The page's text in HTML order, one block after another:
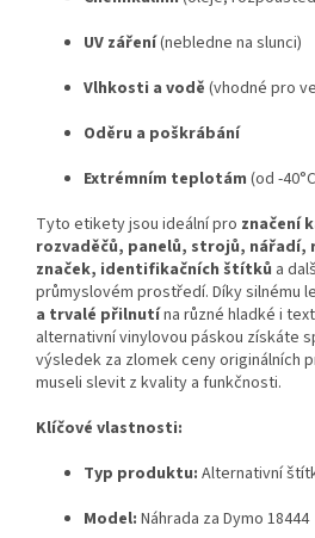
UV záření(nebledne na slunci)
Vlhkosti a vodě (vhodné pro
Oděru a poškrábání
Extrémním teplotám (od -
Tyto etikety jsou ideální pro značení
rozvaděčů, panelů, strojů, nářadí,
značek, identifikačních štítků a
průmyslovém prostředí. Díky silnému
a trvalé přilnutína různé hladké i
alternativní vinylovou páskou získáte
výsledek za zlomek ceny originálních
museli slevit z kvality a funkčnosti.
Klíčové vlastnosti:
Typ produktu: Alternativní
Model: Náhrada za Dymo 18444